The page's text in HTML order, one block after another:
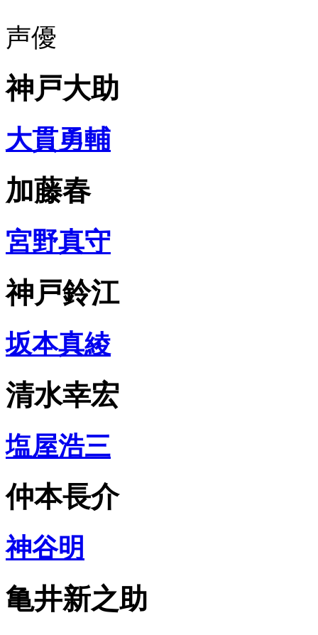
声優
神戸大助
大貫勇輔
加藤春
宮野真守
神戸鈴江
坂本真綾
清水幸宏
塩屋浩三
仲本長介
神谷明
亀井新之助